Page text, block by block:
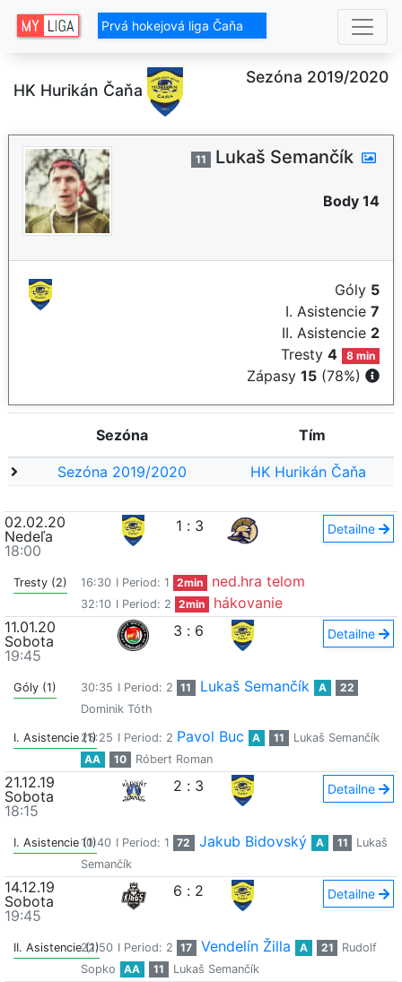
Prvá hokejová liga Čaňa
HK Hurikán Čaňa
Sezóna 2019/2020
11 Lukaš Semančík
Body 14
Góly 5
I. Asistencie 7
II. Asistencie 2
Tresty4 8 min
Zápasy 15 (78%)
Sezóna Tím
Sezóna 2019/2020 HK Hurikán Čaňa
02.02.20
Nedeľa
18:00
1 : 3 Detailne
Tresty (2) 16:30 I Period: 1 2min ned.hra telom
32:10 I Period: 2 2min
hákovanie
11.01.20
Sobota
19:45
3 : 6 Detailne
Góly (1) 30:35 I Period: 2 11 Lukaš Semančík A
22
Dominik Tóth
I. Asistencie (1)25:25 I Period: 2 Pavol Buc A 11
Lukaš Semančík
AA
10 Róbert Roman
21.12.19
Sobota
18:15
2 : 3 Detailne
I. Asistencie (1)10:40 I Period: 1 72 Jakub Bidovský A 11
Lukaš
Semančík
14.12.19
Sobota
19:45
6 : 2 Detailne
II. Asistencie (1)
22:50 I Period: 2 17 Vendelín Žilla A 21
Rudolf
Sopko
AA 11 Lukaš Semančík